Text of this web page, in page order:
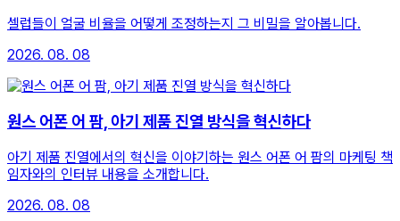
셀럽들이 얼굴 비율을 어떻게 조정하는지 그 비밀을 알아봅니다.
2026. 08. 08
원스 어폰 어 팜, 아기 제품 진열 방식을 혁신하다
아기 제품 진열에서의 혁신을 이야기하는 원스 어폰 어 팜의 마케팅 책
임자와의 인터뷰 내용을 소개합니다.
2026. 08. 08